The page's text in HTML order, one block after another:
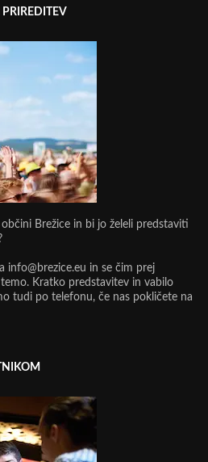
Brežice in bi jo želeli predstaviti
info@brezice.eu in se čim prej
Kratko predstavitev in vabilo
tudi po telefonu, če nas pokličete na